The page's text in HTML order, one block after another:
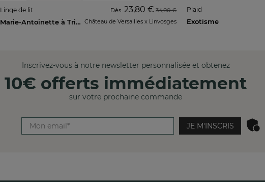
Linge de lit
Marie-Antoinette à Trianon
Dès23,80 € 34,00 €
Château de Versailles x Linvosges
Plaid
Exotisme
Inscrivez-vous à notre newsletter personnalisée et obtenez
10€ offerts immédiatement
sur votre prochaine commande
JE M'INSCRIS